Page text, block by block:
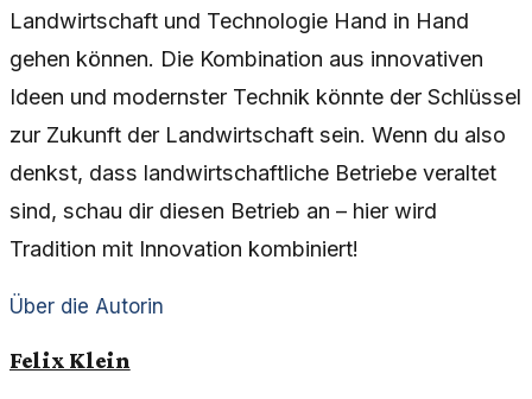
Landwirtschaft und Technologie Hand in Hand
gehen können. Die Kombination aus innovativen
Ideen und modernster Technik könnte der Schlüssel
zur Zukunft der Landwirtschaft sein. Wenn du also
denkst, dass landwirtschaftliche Betriebe veraltet
sind, schau dir diesen Betrieb an – hier wird
Tradition mit Innovation kombiniert!
Über die Autorin
Felix Klein